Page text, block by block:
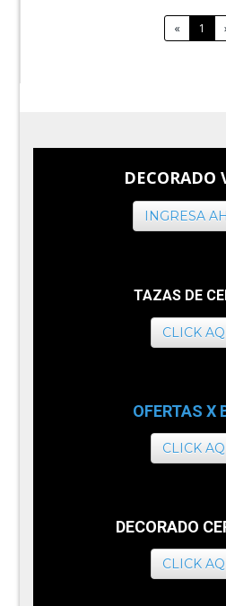
« 1
DECORADO
INGRESA
TAZAS DE
CLICK
OFERTAS X
CLICK
DECORADO
CLICK